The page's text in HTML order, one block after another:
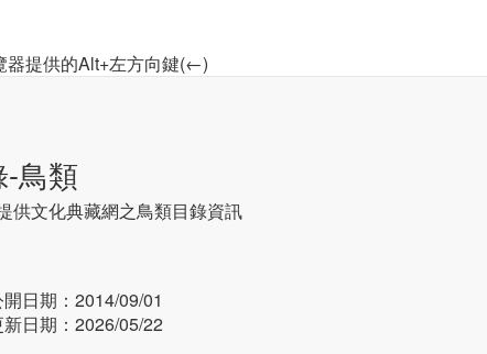
器提供的Alt+左方向鍵(←)
鳥類
供文化典藏網之鳥類目錄資訊
日期：2014/09/01
日期：2026/05/22